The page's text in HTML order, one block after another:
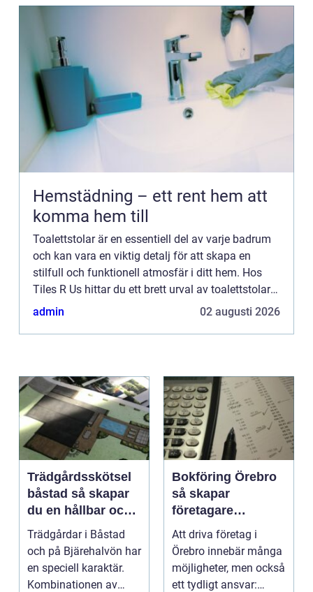
Hemstädning – ett rent hem att
komma hem till
Toalettstolar är en essentiell del av varje badrum
och kan vara en viktig detalj för att skapa en
stilfull och funktionell atmosfär i ditt hem. Hos
Tiles R Us hittar du ett brett urval av toalettstolar
av hög kvalitet som passar o...
admin 02 augusti 2026
Trädgårdsskötsel
båstad så skapar
du en hållbar och
vacker trädgård på
bjäre
Trädgårdar i Båstad
och på Bjärehalvön har
en speciell karaktär.
Kombinationen av
Bokföring Örebro
så skapar
företagare
tryggare ekonomi
Att driva företag i
Örebro innebär många
möjligheter, men också
ett tydligt ansvar: